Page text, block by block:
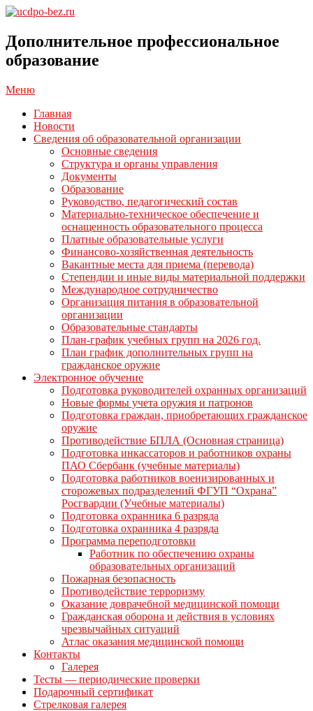
Перейти
содержимому
bez.ru
Дополнительное профессиональное
образование
Главное
меню
Меню
Главная
Новости
Сведения об образовательной организации
Основные сведения
Структура и органы управления
Документы
Образование
Руководство, педагогический состав
Материально-техническое обеспечение и
оснащенность образовательного процесса
Платные образовательные услуги
Финансово-хозяйственная деятельность
Вакантные места для приема (перевода)
Степендии и иные виды материальной поддержки
Международное сотрудничество
Организация питания в образовательной
организации
Образовательные стандарты
План-график учебных групп на 2026 год.
План график дополнительных групп на
гражданское оружие
Электронное обучение
Подготовка руководителей охранных организаций
Новые формы учета оружия и патронов
Подготовка граждан, приобретающих гражданское
оружие
Противодействие БПЛА (Основная страница)
Подготовка инкассаторов и работников охраны
ПАО Сбербанк (учебные материалы)
Подготовка работников военизированных и
сторожевых подразделений ФГУП “Охрана”
Росгвардии (Учебные материалы)
Подготовка охранника 6 разряда
Подготовка охранника 4 разряда
Программа переподготовки
Работник по обеспечению охраны
образовательных организаций
Пожарная безопасность
Противодействие терроризму
Оказание доврачебной медицинской помощи
Гражданская оборона и действия в условиях
чрезвычайных ситуаций
Атлас оказания медицинской помощи
Контакты
Галерея
Тесты — периодические проверки
Подарочный сертификат
Стрелковая галерея